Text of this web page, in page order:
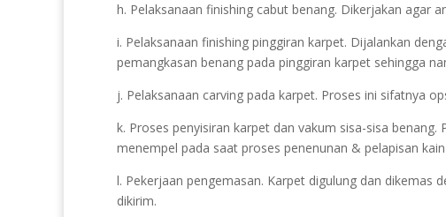
h. Pelaksanaan finishing cabut benang. Dikerjakan agar
i. Pelaksanaan finishing pinggiran karpet. Dijalankan
pemangkasan benang pada pinggiran karpet sehingga
j. Pelaksanaan carving pada karpet. Proses ini sifatnya
k. Proses penyisiran karpet dan vakum sisa-sisa
menempel pada saat proses penenunan & pelapisan
l. Pekerjaan pengemasan. Karpet digulung dan dikemas
dikirim.